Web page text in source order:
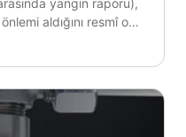
yangın raporu),
aldığını resmî o…